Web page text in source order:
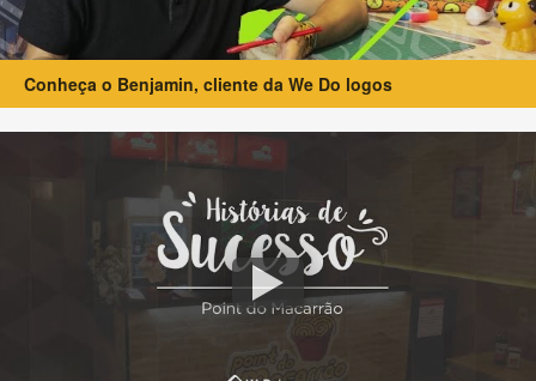
Conheça o Benjamin, cliente da We Do logos